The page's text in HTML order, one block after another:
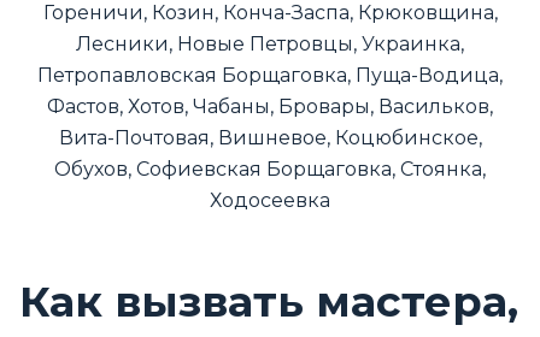
Гореничи, Козин, Конча-Заспа, Крюковщина,
Лесники, Новые Петровцы, Украинка,
Петропавловская Борщаговка, Пуща-Водица,
Фастов, Хотов, Чабаны, Бровары, Васильков,
Вита-Почтовая, Вишневое, Коцюбинское,
Обухов, Софиевская Борщаговка, Стоянка,
Ходосеевка
Как вызвать мастера,